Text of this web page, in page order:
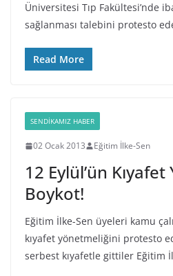
Üniversitesi Tıp Fakültesi’nde
sağlanması talebini protesto
Read More
SENDIKAMIZ HABER
02 Ocak 2013 Eğitim İlke-Sen
12 Eylül’ün
Boykot!
Eğitim İlke-Sen üyeleri kamu
kıyafet yönetmeliğini protesto
serbest kıyafetle gittiler Eğitim